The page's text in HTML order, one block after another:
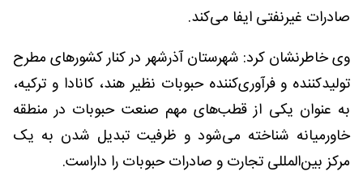
صادرات غیرنفتی ایفا می‌کند.
وی خاطرنشان کرد: شهرستان آذرشهر در کنار کشورهای مطرح
تولیدکننده و فرآوری‌کننده حبوبات نظیر هند، کانادا و ترکیه،
به عنوان یکی از قطب‌های مهم صنعت حبوبات در منطقه
خاورمیانه شناخته می‌شود و ظرفیت تبدیل شدن به یک
مرکز بین‌المللی تجارت و صادرات حبوبات را داراست.